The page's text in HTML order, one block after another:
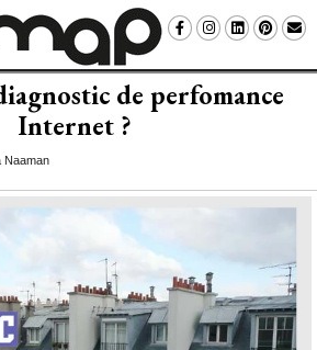
de perfomance
Internet ?
Naaman